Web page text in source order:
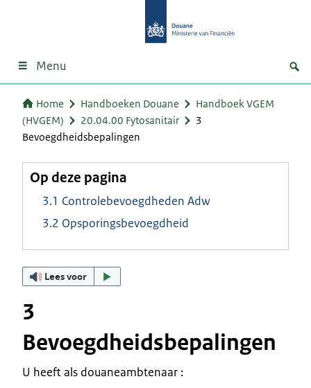
Menu
Home Handboeken Douane
Handboek VGEM
(HVGEM)
20.04.00 Fytosanitair
3
Bevoegdheidsbepalingen
Op deze pagina
3.1 Controlebevoegdheden Adw
3.2 Opsporingsbevoegdheid
Lees voor
3
Bevoegdheidsbepalingen
U heeft als douaneambtenaar :